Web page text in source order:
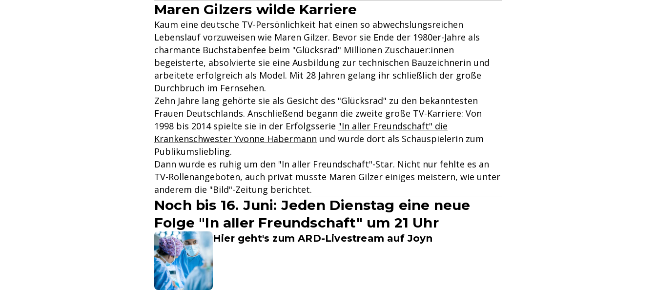
Maren Gilzers wilde Karriere
Kaum eine deutsche TV-Persönlichkeit hat einen so abwechslungsreichen
Lebenslauf vorzuweisen wie Maren Gilzer. Bevor sie Ende der 1980er-Jahre als
charmante Buchstabenfee beim "Glücksrad" Millionen Zuschauer:innen
begeisterte, absolvierte sie eine Ausbildung zur technischen Bauzeichnerin und
arbeitete erfolgreich als Model. Mit 28 Jahren gelang ihr schließlich der große
Durchbruch im Fernsehen.
Zehn Jahre lang gehörte sie als Gesicht des "Glücksrad" zu den bekanntesten
Frauen Deutschlands. Anschließend begann die zweite große TV-Karriere: Von
1998 bis 2014 spielte sie in der Erfolgsserie "In aller Freundschaft" die
Krankenschwester Yvonne Habermann und wurde dort als Schauspielerin zum
Publikumsliebling.
Dann wurde es ruhig um den "In aller Freundschaft"-Star. Nicht nur fehlte es an
TV-Rollenangeboten, auch privat musste Maren Gilzer einiges meistern, wie unter
anderem die "Bild"-Zeitung berichtet.
Noch bis 16. Juni: Jeden Dienstag eine neue
Folge "In aller Freundschaft" um 21 Uhr
Hier geht's zum ARD-Livestream auf Joyn